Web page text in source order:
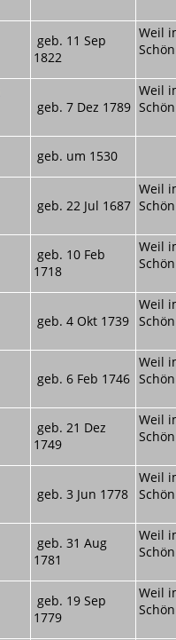
geb. 11 Sep
1822
Weil
geb. 7 Dez 1789
Weil
geb. um 1530
geb. 22 Jul 1687
Weil
geb. 10 Feb
1718
Weil
geb. 4 Okt 1739
Weil
geb. 6 Feb 1746
Weil
geb. 21 Dez
1749
Weil
geb. 3 Jun 1778
Weil
geb. 31 Aug
1781
Weil
geb. 19 Sep
1779
Weil